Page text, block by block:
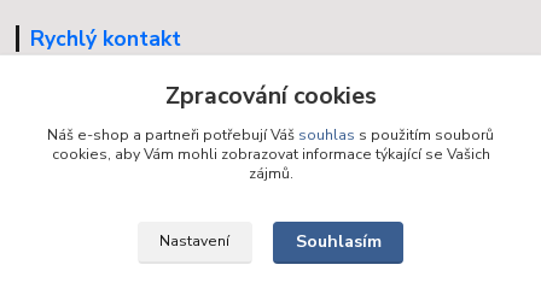
Rychlý kontakt
info@grandax.cz
Zpracování cookies
Náš e-shop a partneři potřebují Váš souhlas s použitím souborů
cookies, aby Vám mohli zobrazovat informace týkající se Vašich
zájmů.
Nastavení Souhlasím